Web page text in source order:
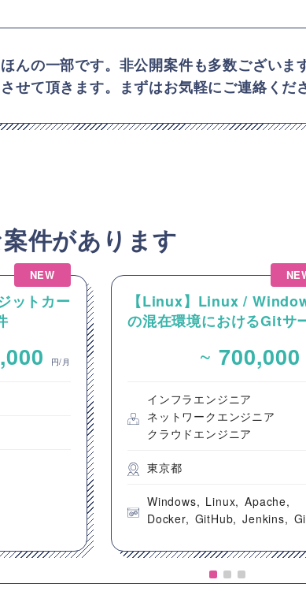
んの一部です。非公開案件も多数ございま
せて頂きます。まずはお気軽にご連絡くだ
件があります
NEW
ットカー
円/月
【Linux】Linux /
の混在環境におけるGitサ
~ 700,000
インフラエンジニア
ネットワークエンジニア
クラウドエンジニア
東京都
Windows Linux
Apache
Docker
GitHub Jenkins